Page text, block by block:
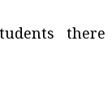
there